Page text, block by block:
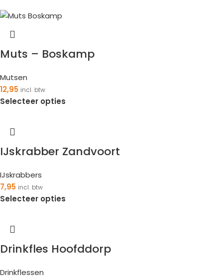
Muts – Boskamp
Mutsen
12,95 incl. btw
Selecteer opties
IJskrabber Zandvoort
IJskrabbers
7,95 incl. btw
Selecteer opties
Drinkfles Hoofddorp
Drinkflessen